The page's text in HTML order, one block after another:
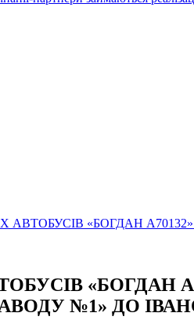
АВТОБУСІВ «БОГДАН
«БОГДАН
№1» ДО